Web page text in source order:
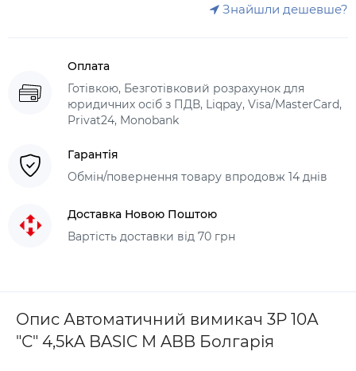
Знайшли дешевше?
Оплата
Готівкою, Безготівковий розрахунок для
юридичних осіб з ПДВ, Liqpay, Visa/MasterCard,
Privat24, Monobank
Гарантія
Обмін/повернення товару впродовж 14 днів
Доставка Новою Поштою
Вартість доставки від 70 грн
Опис Автоматичний вимикач 3Р 10А
"С" 4,5kA BASIC M ABB Болгарія